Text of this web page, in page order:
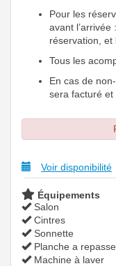
Pour les
avant
réservation, et
Tous les
En cas de
sera facturé et
Voir disponibilité
Équipements
Salon
Cintres
Sonnette
Planche a
Machine à laver